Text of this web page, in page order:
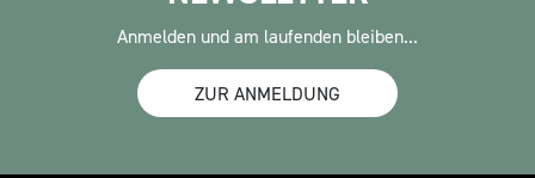
Anmelden und am laufenden bleiben...
ZUR ANMELDUNG